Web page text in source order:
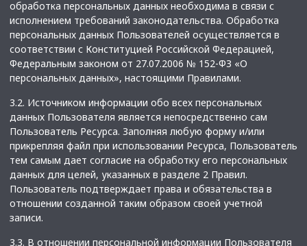
обработка персональных данных необходима в связи с
исполнением требований законодательства. Обработка
персональных данных Пользователей осуществляется в
соответствии с Конституцией Российской Федерацией,
Федеральным законом от 27.07.2006 № 152-ФЗ «О
персональных данных», настоящими Правилами.
3.2. Источником информации обо всех персональных
данных Пользователя является непосредственно сам
Пользователь Ресурса. Заполняя любую форму и/или
прикрепляя файл при использовании Ресурса, Пользователь
тем самым дает согласие на обработку его персональных
данных для целей, указанных в разделе 2 Правил.
Пользователь подтверждает права и обязательства в
отношении созданной таким образом своей учетной
записи.
3.3. В отношении персональной информации Пользователя